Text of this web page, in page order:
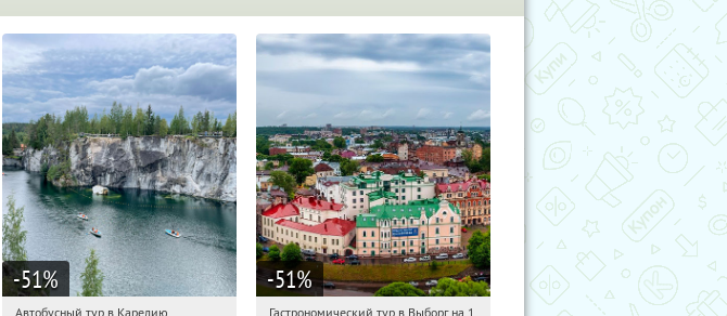
-51%
Автобусный тур в Карелию
-51%
Гастрономический тур в Выборг на 1